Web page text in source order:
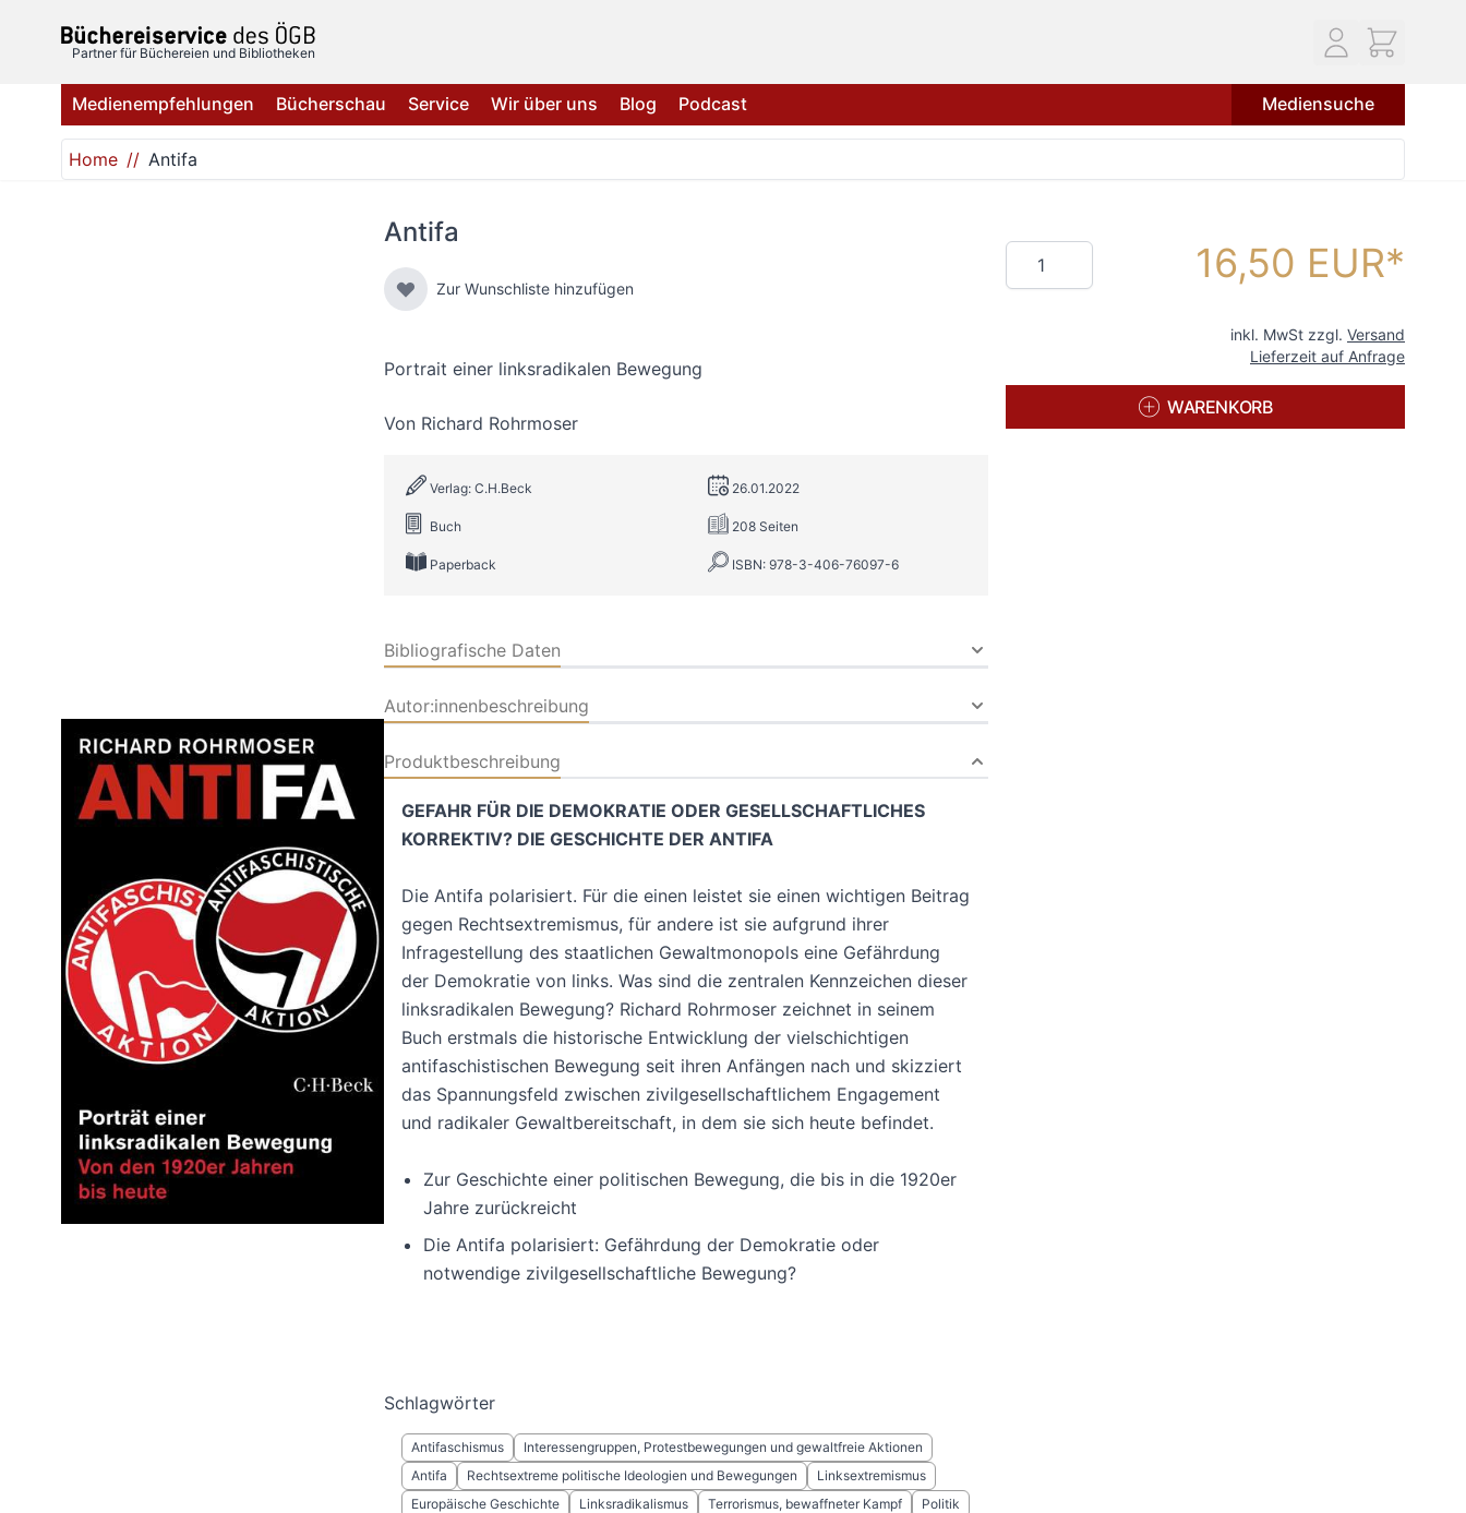
Partner für Büchereien und Bibliotheken
Medienempfehlungen Bücherschau Service Wir über uns Blog Podcast Mediensuche
Home Antifa
Antifa
Zur Wunschliste hinzufügen
Portrait einer linksradikalen Bewegung
Von Richard Rohrmoser
Verlag: C.H.Beck 26.01.2022
Buch 208 Seiten
Paperback ISBN: 978-3-406-76097-6
Bibliografische Daten
Autor:innenbeschreibung
Produktbeschreibung
GEFAHR FÜR DIE DEMOKRATIE ODER GESELLSCHAFTLICHES
KORREKTIV? DIE GESCHICHTE DER ANTIFA
Die Antifa polarisiert. Für die einen leistet sie einen wichtigen Beitrag
gegen Rechtsextremismus, für andere ist sie aufgrund ihrer
Infragestellung des staatlichen Gewaltmonopols eine Gefährdung
der Demokratie von links. Was sind die zentralen Kennzeichen dieser
linksradikalen Bewegung? Richard Rohrmoser zeichnet in seinem
Buch erstmals die historische Entwicklung der vielschichtigen
antifaschistischen Bewegung seit ihren Anfängen nach und skizziert
das Spannungsfeld zwischen zivilgesellschaftlichem Engagement
und radikaler Gewaltbereitschaft, in dem sie sich heute befindet.
Zur Geschichte einer politischen Bewegung, die bis in die 1920er
Jahre zurückreicht
Die Antifa polarisiert: Gefährdung der Demokratie oder
notwendige zivilgesellschaftliche Bewegung?
Schlagwörter
Antifaschismus
Interessengruppen, Protestbewegungen und gewaltfreie Aktionen
Antifa
Rechtsextreme politische Ideologien und Bewegungen
Linksextremismus
Europäische Geschichte
Linksradikalismus Terrorismus, bewaffneter Kampf
Politik
Menge 16,50 EUR
inkl. MwSt zzgl. Versand
Lieferzeit auf Anfrage
WARENKORB